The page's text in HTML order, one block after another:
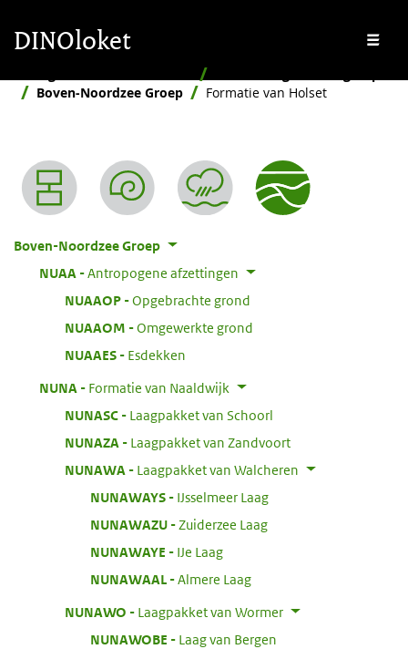
DINOloket
Boven-Noordzee Groep
Formatie van Holset
Nomenclator menu
Boven-Noordzee Groep
NUAA
Antropogene afzettingen
NUAAOP:
Opgebrachte grond
NUAAOM
Omgewerkte grond
NUAAES:
Esdekken
NUNA
Formatie van Naaldwijk
NUNASC:
Laagpakket van Schoorl
NUNAZA
Laagpakket van Zandvoort
NUNAWA
Laagpakket van Walcheren
NUNAWAYS:
IJsselmeer Laag
NUNAWAZU:
Zuiderzee Laag
NUNAWAYE
IJe Laag
NUNAWAAL
Almere Laag
NUNAWO
Laagpakket van Wormer
NUNAWOBE
Laag van Bergen